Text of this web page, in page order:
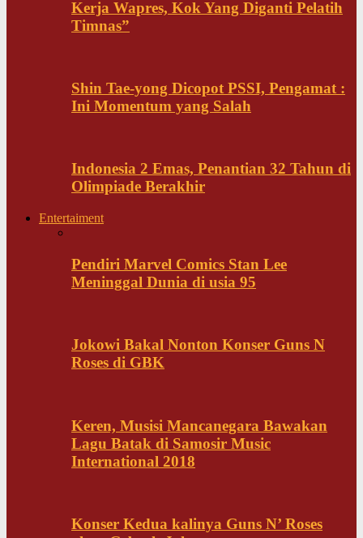
Kerja Wapres, Kok Yang Diganti Pelatih
Timnas”
Shin Tae-yong Dicopot PSSI, Pengamat :
Ini Momentum yang Salah
Indonesia 2 Emas, Penantian 32 Tahun di
Olimpiade Berakhir
Entertaiment
Pendiri Marvel Comics Stan Lee
Meninggal Dunia di usia 95
Jokowi Bakal Nonton Konser Guns N
Roses di GBK
Keren, Musisi Mancanegara Bawakan
Lagu Batak di Samosir Music
International 2018
Konser Kedua kalinya Guns N’ Roses